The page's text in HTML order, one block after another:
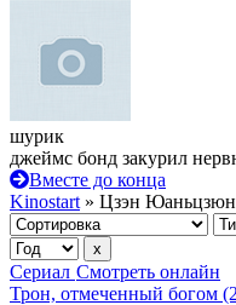
шурик
джеймс бонд закурил
Вместе до конца
Kinostart » Цзэн
Сериал Смотреть онлайн
Трон, отмеченный богом